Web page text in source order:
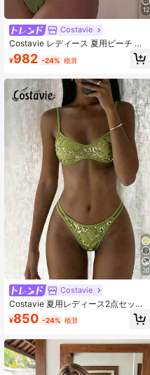
12
Costavie
Costavie レディース 夏用ビーチ 無
地 ワンショルダー セクシービキニ＆
三角ボトム 2ピース水着セット
¥982 -24% 概算
20
Costavie
Costavie 夏用レディース2点セット
スパンコール刺繍ファブリックホル
ターバイキニトップ&ボトムスビキニ
¥850 -24% 概算